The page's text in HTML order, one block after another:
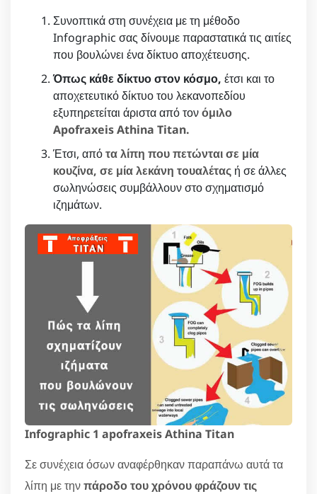
Συνοπτικά στη συνέχεια με τη μέθοδο
Infographic σας δίνουμε παραστατικά τις αιτίες
που βουλώνει ένα δίκτυο αποχέτευσης.
Όπως κάθε δίκτυο στον κόσμο, έτσι και το
αποχετευτικό δίκτυο του λεκανοπεδίου
εξυπηρετείται άριστα από τονόμιλο
Apofraxeis Athina Titan.
Έτσι, απότα λίπη που πετώνται σε μία
κουζίνα, σε μία λεκάνη τουαλέτας ή σε άλλες
σωληνώσεις συμβάλλουν στο σχηματισμό
ιζημάτων.
Infographic 1 apofraxeis Athina Titan
Σε συνέχεια όσων αναφέρθηκαν παραπάνω αυτά τα
λίπη με τηνπάροδο του χρόνου φράζουν τις